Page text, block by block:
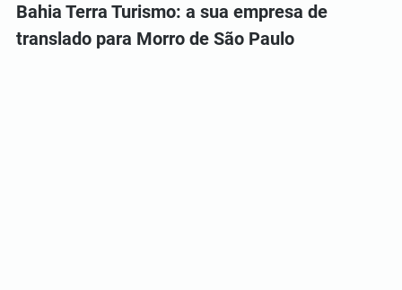
Bahia Terra Turismo: a sua empresa de
translado para Morro de São Paulo